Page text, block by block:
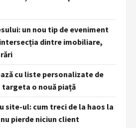
un nou tip de eveniment
dintre imobiliare,
cu liste personalizate de
o nouă piață
site-ul: cum treci de la haos la
pierde niciun client